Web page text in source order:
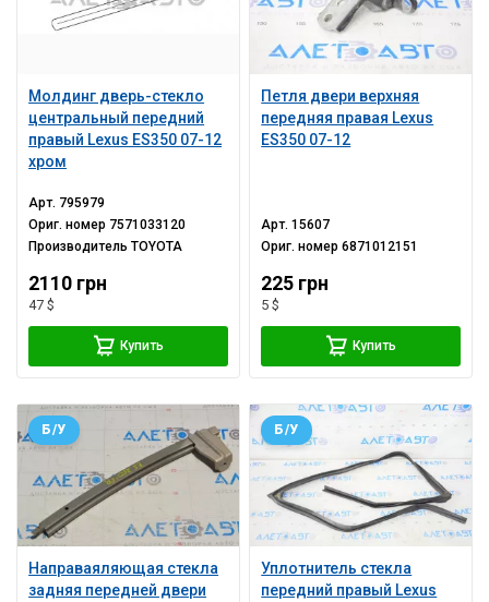
Молдинг дверь-стекло
центральный передний
правый Lexus ES350 07-12
хром
Арт. 795979
Ориг. номер 7571033120
ПроизводительTOYOTA
2110 грн
47 $
Купить
Петля двери верхняя
передняя правая Lexus
ES350 07-12
Арт.15607
Ориг. номер6871012151
225 грн
5 $
Купить
Направаяляющая стекла
задняя передней двери
Б/У
Уплотнитель стекла
передний правый Lexus
Б/У